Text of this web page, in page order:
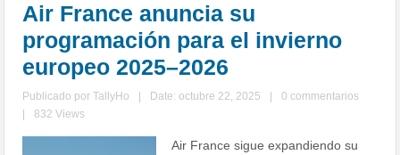
Air France anuncia su
programación para el invierno
europeo 2025–2026
Publicado porTallyHo Date: octubre 22, 2025
0 commentarios
832 Views
Air France sigue expandiendo su